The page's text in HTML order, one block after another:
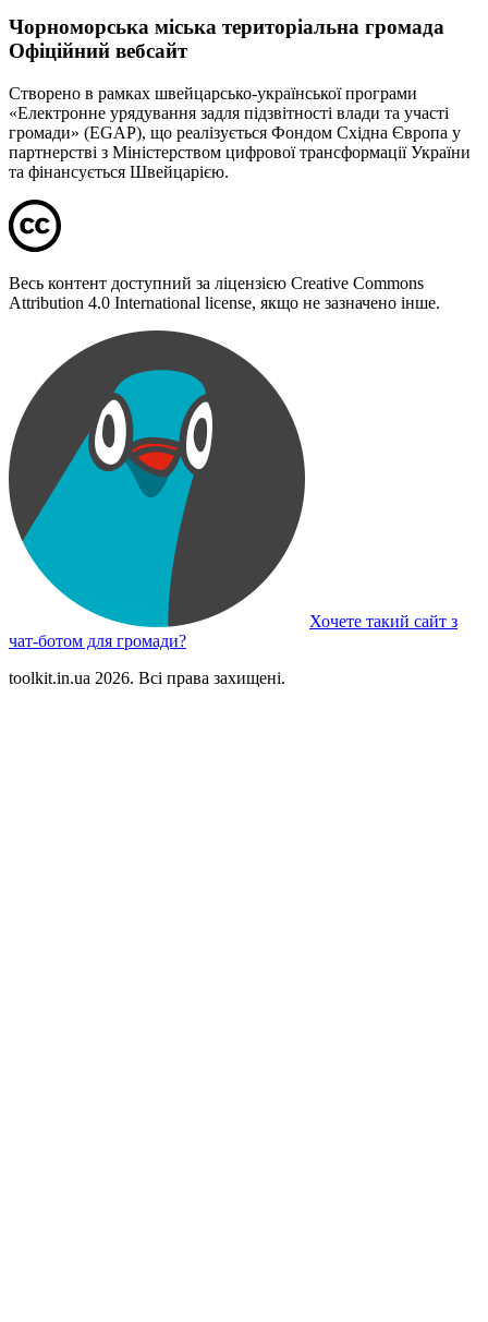
Чорноморська міська територіальна громада
Офіційний вебсайт
Створено в рамках швейцарсько-української програми
«Електронне урядування задля підзвітності влади та участі
громади» (EGAP), що реалізується Фондом Східна Європа у
партнерстві з Міністерством цифрової трансформації України
та фінансується Швейцарією.
Весь контент доступний за ліцензією Creative Commons
Attribution 4.0 International license, якщо не зазначено інше.
Хочете такий сайт з
чат-ботом для громади?
toolkit.in.ua 2026. Всі права захищені.